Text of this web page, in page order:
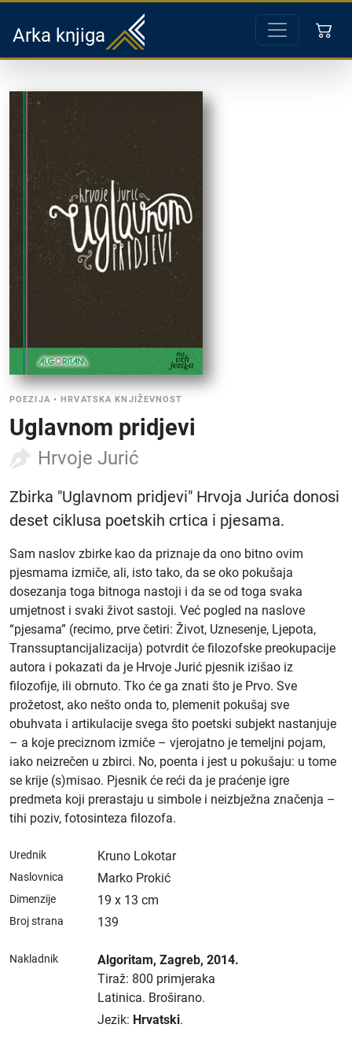
Arka knjiga
POEZIJA •HRVATSKA KNJIŽEVNOST
Uglavnom pridjevi
Hrvoje Jurić
Zbirka "Uglavnom pridjevi" Hrvoja Jurića donosi
deset ciklusa poetskih crtica i pjesama.
Sam naslov zbirke kao da priznaje da ono bitno ovim
pjesmama izmiče, ali, isto tako, da se oko pokušaja
dosezanja toga bitnoga nastoji i da se od toga svaka
umjetnost i svaki život sastoji. Već pogled na naslove
“pjesama” (recimo, prve četiri: Život, Uznesenje, Ljepota,
Transsuptancijalizacija) potvrdit će filozofske preokupacije
autora i pokazati da je Hrvoje Jurić pjesnik izišao iz
filozofije, ili obrnuto. Tko će ga znati što je Prvo. Sve
prožetost, ako nešto onda to, plemenit pokušaj sve
obuhvata i artikulacije svega što poetski subjekt nastanjuje
– a koje preciznom izmiče – vjerojatno je temeljni pojam,
iako neizrečen u zbirci. No, poenta i jest u pokušaju: u tome
se krije (s)misao. Pjesnik će reći da je praćenje igre
predmeta koji prerastaju u simbole i neizbježna značenja –
tihi poziv, fotosinteza filozofa.
Urednik Kruno Lokotar
Naslovnica Marko Prokić
Dimenzije 19 x 13 cm
Broj strana 139
Nakladnik Algoritam, Zagreb, 2014.
Tiraž: 800 primjeraka
Latinica. Broširano.
Jezik: Hrvatski.